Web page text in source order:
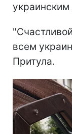
всем
Притула.